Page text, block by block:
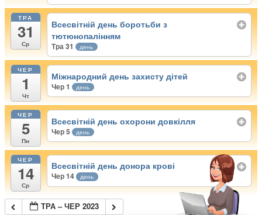
ТРА
31
Ср
Всесвітній день боротьби з
тютюнопалінням
Тра 31 день
ЧЕР
1
Чт
Міжнародний день захисту дітей
Чер 1 день
ЧЕР
5
Пн
Всесвітній день охорони довкілля
Чер 5 день
ЧЕР
14
Ср
Всесвітній день донора крові
Чер 14 день
ТРА – ЧЕР 2023